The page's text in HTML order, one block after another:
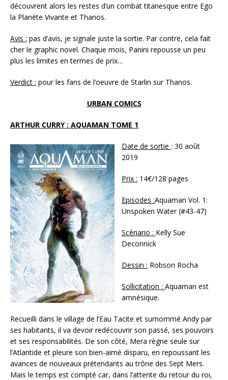
découvrent alors les restes d’un combat titanesque entre Ego
la Planète Vivante et Thanos.
Avis : pas d’avis, je signale juste la sortie. Par contre, cela fait
cher le graphic novel. Chaque mois, Panini repousse un peu
plus les limites en termes de prix…
Verdict : pour les fans de l’oeuvre de Starlin sur Thanos.
URBAN COMICS
ARTHUR CURRY : AQUAMAN TOME 1
Date de sortie : 30 août
2019
Prix : 14€/128 pages
Episodes :Aquaman Vol. 1:
Unspoken Water (#43-47)
Scénario : Kelly Sue
Deconnick
Dessin : Robson Rocha
Sollicitation : Aquaman est
amnésique.
Recueilli dans le village de l’Eau Tacite et surnommé Andy par
ses habitants, il va devoir redécouvrir son passé, ses pouvoirs
et ses responsabilités. De son côté, Mera règne seule sur
l’Atlantide et pleure son bien-aimé disparu, en repoussant les
avances de nouveaux prétendants au trône des Sept Mers.
Mais le temps est compté car, dans l’attente du retour du roi,